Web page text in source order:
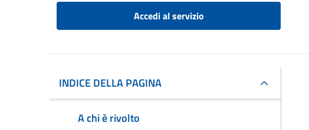
Accedi al servizio
INDICE DELLA PAGINA
A chi è rivolto